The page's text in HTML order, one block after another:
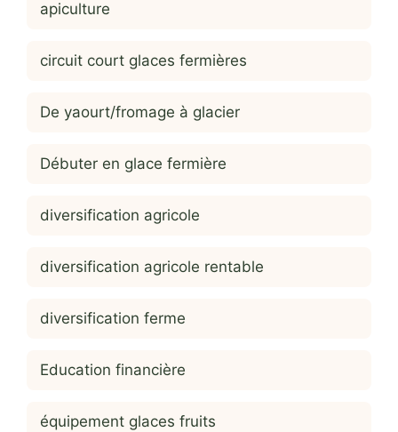
apiculture
circuit court glaces fermières
De yaourt/fromage à glacier
Débuter en glace fermière
diversification agricole
diversification agricole rentable
diversification ferme
Education financière
équipement glaces fruits